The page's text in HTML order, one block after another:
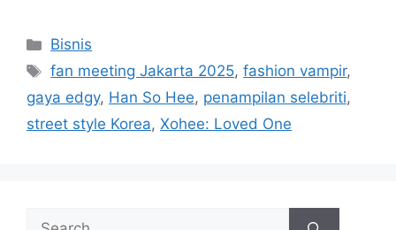
Categories
Bisnis
Tags
fan meeting Jakarta 2025,fashion vampir,
gaya edgy, Han So Hee, penampilan selebriti,
street style Korea, Xohee: Loved One
Search